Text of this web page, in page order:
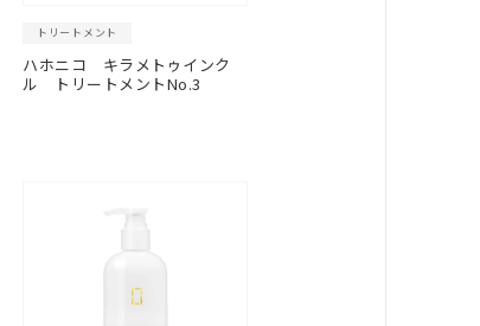
トリートメント
ハホニコ キラメトゥインク
ル トリートメントNo.3